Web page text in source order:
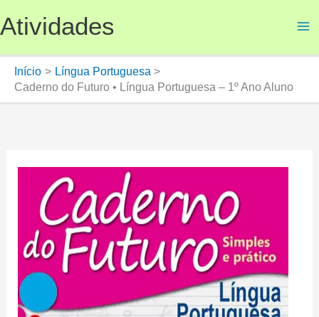
para
conteúdo
Atividades
Início
Língua Portuguesa
Caderno do Futuro • Língua Portuguesa – 1º Ano Aluno